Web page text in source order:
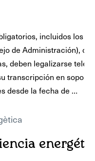
incluidos los
de Administración), o
deben legalizarse
transcripción en
desde la fecha de …